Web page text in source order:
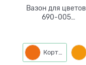
Вазон для цветов
690-005
Кортен